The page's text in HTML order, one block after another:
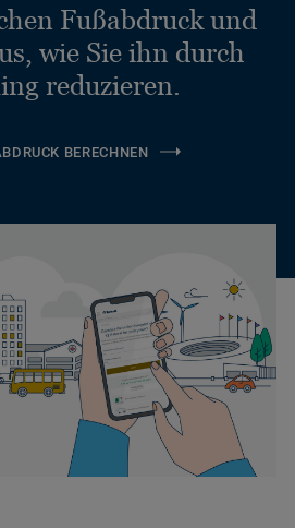
Fußabdruck und
wie Sie ihn durch
reduzieren.
BERECHNEN